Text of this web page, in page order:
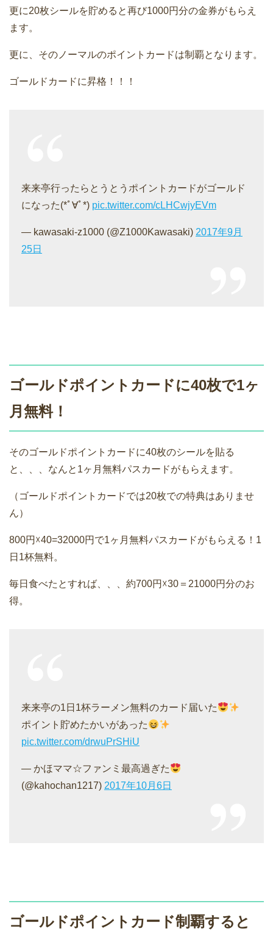
更に20枚シールを貯めると再び1000円分の金券がもらえ
ます。
更に、そのノーマルのポイントカードは制覇となります。
ゴールドカードに昇格！！！
来来亭行ったらとうとうポイントカードがゴールド
になった(*ﾟ∀ﾟ*) pic.twitter.com/cLHCwjyEVm
— kawasaki-z1000 (@Z1000Kawasaki) 2017年9月
25日
ゴールドポイントカードに40枚で1ヶ
月無料！
そのゴールドポイントカードに40枚のシールを貼る
と、、、なんと1ヶ月無料パスカードがもらえます。
（ゴールドポイントカードでは20枚での特典はありませ
ん）
800円☓40=32000円で1ヶ月無料パスカードがもらえる！1
日1杯無料。
毎日食べたとすれば、、、約700円☓30＝21000円分のお
得。
来来亭の1日1杯ラーメン無料のカード届いた
ポイント貯めたかいがあった
pic.twitter.com/drwuPrSHiU
— かほママ☆ファンミ最高過ぎた
(@kahochan1217) 2017年10月6日
ゴールドポイントカード制覇すると